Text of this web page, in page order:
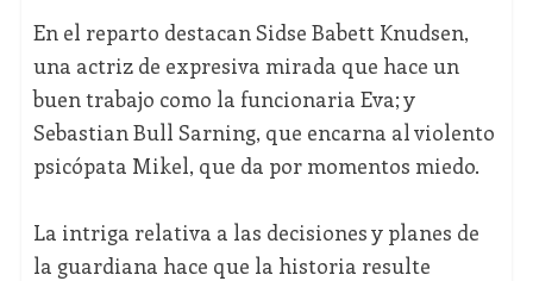
En el reparto destacan Sidse Babett Knudsen,
una actriz de expresiva mirada que hace un
buen trabajo como la funcionaria Eva; y
Sebastian Bull Sarning, que encarna al violento
psicópata Mikel, que da por momentos miedo.
La intriga relativa a las decisiones y planes de
la guardiana hace que la historia resulte